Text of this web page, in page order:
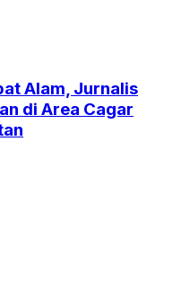
Alam, Jurnalis
di Area Cagar